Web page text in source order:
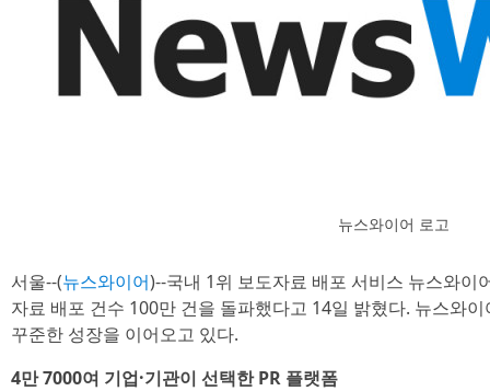
뉴스와이어 로고
서울--(뉴스와이어)--국내 1위 보도자료 배포 서비스 뉴스와이
자료 배포 건수 100만 건을 돌파했다고 14일 밝혔다. 뉴스와
꾸준한 성장을 이어오고 있다.
4만 7000여 기업·기관이 선택한 PR 플랫폼